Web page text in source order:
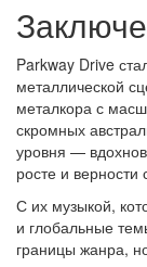
Parkway Drive
металлической
металкора с
скромных
уровня —
росте и верности
С их музыкой,
и глобальные
границы жанра,